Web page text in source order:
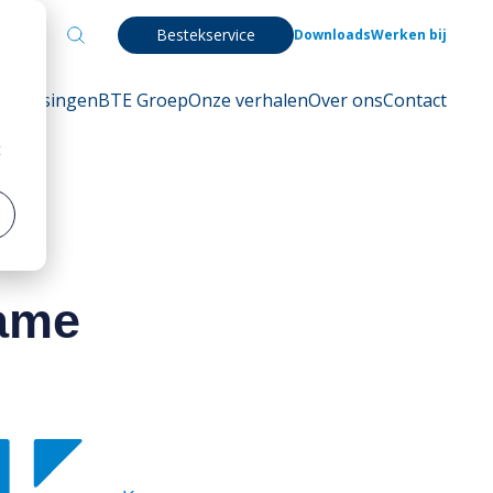
Bestekservice DownloadsWerken bij
OplossingenBTE GroepOnze verhalenOver onsContact